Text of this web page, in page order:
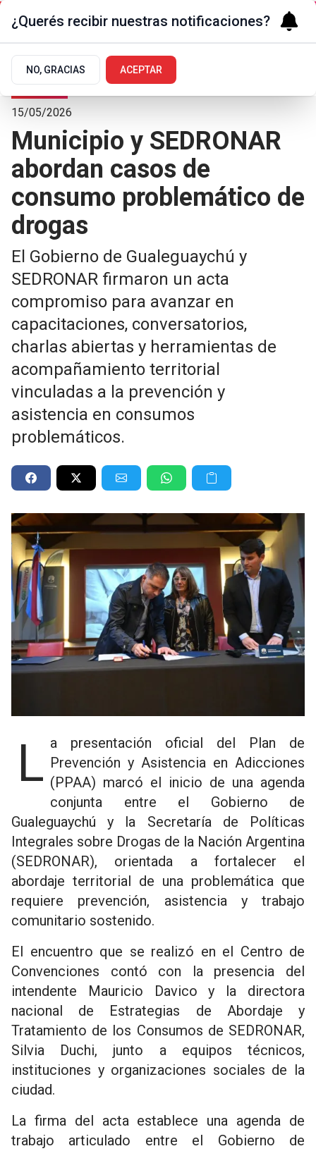
Sociedad
15/05/2026
Municipio y SEDRONAR
abordan casos de
consumo problemático de
drogas
El Gobierno de Gualeguaychú y
SEDRONAR firmaron un acta
compromiso para avanzar en
capacitaciones, conversatorios,
charlas abiertas y herramientas de
acompañamiento territorial
vinculadas a la prevención y
asistencia en consumos
problemáticos.
La presentación oficial del Plan de Prevención y Asistencia en Adicciones
(PPAA) marcó el inicio de una agenda
conjunta entre el Gobierno de
Gualeguaychú y la Secretaría de Políticas
Integrales sobre Drogas de la Nación Argentina
(SEDRONAR), orientada a fortalecer el
abordaje territorial de una problemática que
requiere prevención, asistencia y trabajo
comunitario sostenido.
El encuentro que se realizó en el Centro de
Convenciones contó con la presencia del
intendente Mauricio Davico y la directora
nacional de Estrategias de Abordaje y
Tratamiento de los Consumos de SEDRONAR,
Silvia Duchi, junto a equipos técnicos,
instituciones y organizaciones sociales de la
ciudad.
La firma del acta establece una agenda de
trabajo articulado entre el Gobierno de
¿Querés recibir nuestras notificaciones?
NO, GRACIAS ACEPTAR